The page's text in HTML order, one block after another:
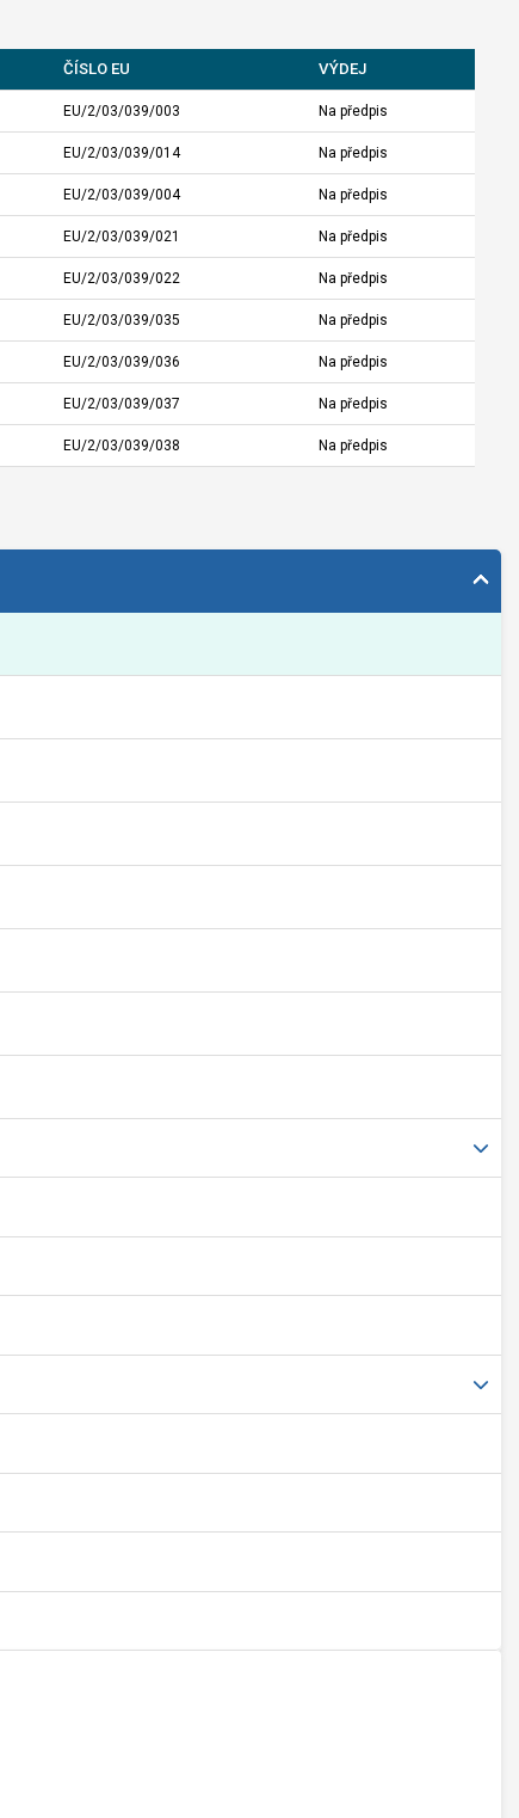
ČÍSLO EU VÝDEJ
EU/2/03/039/003 Na předpis
EU/2/03/039/014 Na předpis
EU/2/03/039/004 Na předpis
EU/2/03/039/021 Na předpis
EU/2/03/039/022 Na předpis
EU/2/03/039/035 Na předpis
EU/2/03/039/036 Na předpis
EU/2/03/039/037 Na předpis
EU/2/03/039/038 Na předpis